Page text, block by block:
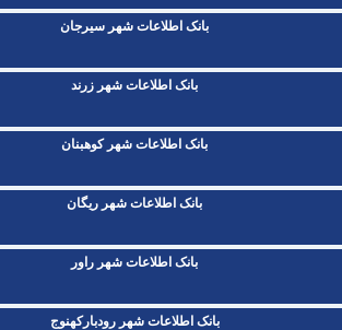
بانک اطلاعات شهر سیرجان
بانک اطلاعات شهر زرند
بانک اطلاعات شهر کوهبنان
بانک اطلاعات شهر ریگان
بانک اطلاعات شهر راور
بانک اطلاعات شهر رودبارکهنوج